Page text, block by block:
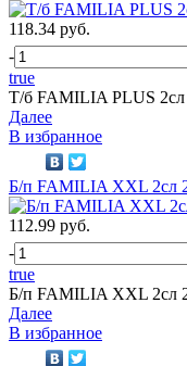
118.34 руб.
-
true
Т/б FAMILIA PLUS 2сл
Далее
В избранное
Б/п FAMILIA XXL 2сл
112.99 руб.
-
true
Б/п FAMILIA XXL 2сл
Далее
В избранное